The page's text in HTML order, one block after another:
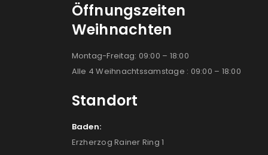
Öffnungszeiten
Weihnachten
Montag-Freitag: 09:00 – 18:00
Alle 4 Weihnachtssamstage : 09:00 – 18:00
Standort
Baden:
Erzherzog Rainer Ring 1